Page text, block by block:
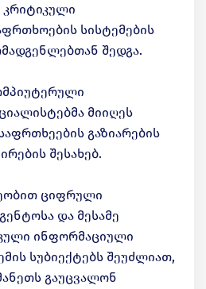
კრიტიკული
სისტემების
შედგა.
მიიღეს
გაზიარების
შესახებ.
ციფრული
და მესამე
ინფორმაციული
სუბიექტებს შეუძლიათ,
გაუცვალონ